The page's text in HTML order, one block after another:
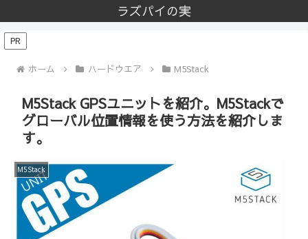
ラズパイの実
PR
ホーム ハードウエア M5Stack
M5Stack GPSユニットを紹介。M5Stackで
グローバル位置情報を使う方法を紹介しま
す。
M5Stack